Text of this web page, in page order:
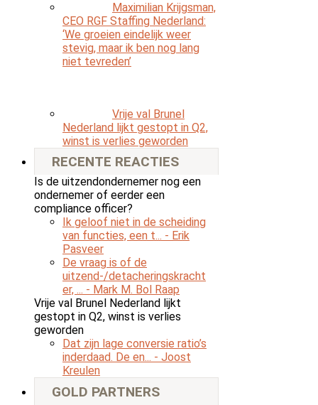
Maximilian Krijgsman,
CEO RGF Staffing Nederland:
‘We groeien eindelijk weer
stevig, maar ik ben nog lang
niet tevreden’
Vrije val Brunel
Nederland lijkt gestopt in Q2,
winst is verlies geworden
RECENTE REACTIES
Is de uitzendondernemer nog een
ondernemer of eerder een
compliance officer?
Ik geloof niet in de scheiding
van functies, een t... - Erik
Pasveer
De vraag is of de
uitzend-/detacheringskracht
er, ... - Mark M. Bol Raap
Vrije val Brunel Nederland lijkt
gestopt in Q2, winst is verlies
geworden
Dat zijn lage conversie ratio’s
inderdaad. De en... - Joost
Kreulen
GOLD PARTNERS